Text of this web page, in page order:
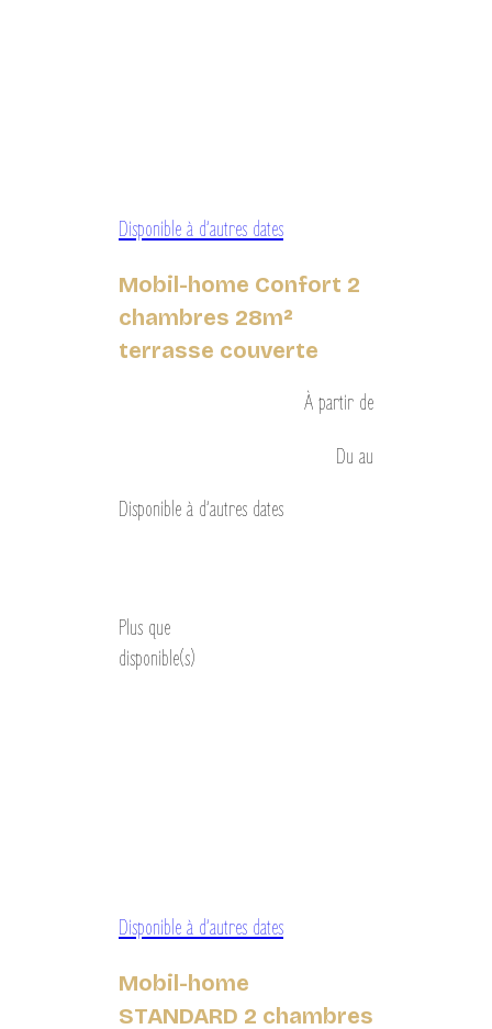
Disponible à d’autres dates
Mobil-home Confort 2
chambres 28m²
terrasse couverte
À partir de
Du au
Disponible à d’autres dates
Plus que
disponible(s)
Disponible à d’autres dates
Mobil-home
STANDARD 2 chambres